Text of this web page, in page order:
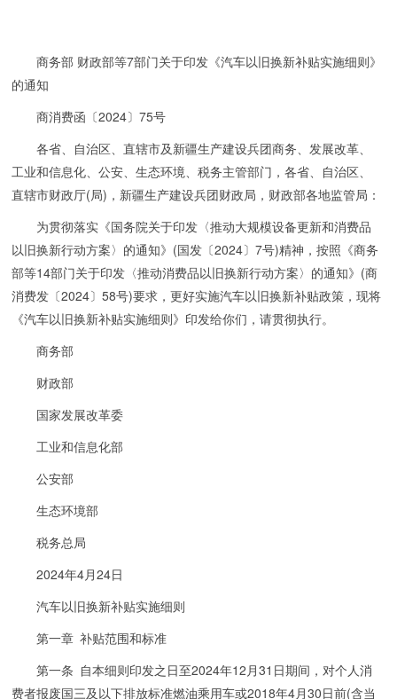
商务部 财政部等7部门关于印发《汽车以旧换新补贴实施细则》
的通知
商消费函〔2024〕75号
各省、自治区、直辖市及新疆生产建设兵团商务、发展改革、
工业和信息化、公安、生态环境、税务主管部门，各省、自治区、
直辖市财政厅(局)，新疆生产建设兵团财政局，财政部各地监管局：
为贯彻落实《国务院关于印发〈推动大规模设备更新和消费品
以旧换新行动方案〉的通知》(国发〔2024〕7号)精神，按照《商务
部等14部门关于印发〈推动消费品以旧换新行动方案〉的通知》(商
消费发〔2024〕58号)要求，更好实施汽车以旧换新补贴政策，现将
《汽车以旧换新补贴实施细则》印发给你们，请贯彻执行。
商务部
财政部
国家发展改革委
工业和信息化部
公安部
生态环境部
税务总局
2024年4月24日
汽车以旧换新补贴实施细则
第一章 补贴范围和标准
第一条 自本细则印发之日至2024年12月31日期间，对个人消
费者报废国三及以下排放标准燃油乘用车或2018年4月30日前(含当